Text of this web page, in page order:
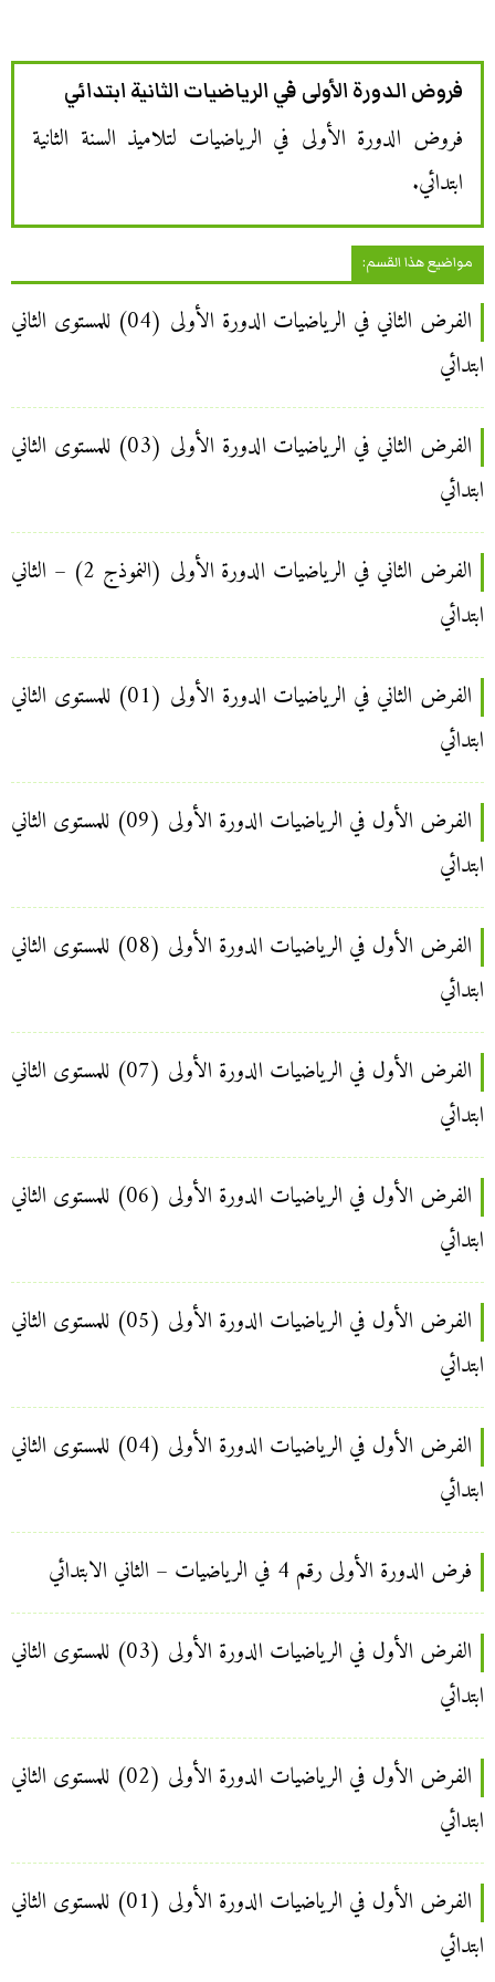
فروض الدورة الأولى في الرياضيات الثانية ابتدائي
فروض الدورة الأولى في الرياضيات لتلاميذ السنة الثانية
ابتدائي.
مواضيع هذا القسم:
الفرض الثاني في الرياضيات الدورة الأولى (04) للمستوى الثاني
ابتدائي
الفرض الثاني في الرياضيات الدورة الأولى (03) للمستوى الثاني
ابتدائي
الفرض الثاني في الرياضيات الدورة الأولى (النموذج 2) – الثاني
ابتدائي
الفرض الثاني في الرياضيات الدورة الأولى (01) للمستوى الثاني
ابتدائي
الفرض الأول في الرياضيات الدورة الأولى (09) للمستوى الثاني
ابتدائي
الفرض الأول في الرياضيات الدورة الأولى (08) للمستوى الثاني
ابتدائي
الفرض الأول في الرياضيات الدورة الأولى (07) للمستوى الثاني
ابتدائي
الفرض الأول في الرياضيات الدورة الأولى (06) للمستوى الثاني
ابتدائي
الفرض الأول في الرياضيات الدورة الأولى (05) للمستوى الثاني
ابتدائي
الفرض الأول في الرياضيات الدورة الأولى (04) للمستوى الثاني
ابتدائي
فرض الدورة الأولى رقم 4 في الرياضيات – الثاني الابتدائي
الفرض الأول في الرياضيات الدورة الأولى (03) للمستوى الثاني
ابتدائي
الفرض الأول في الرياضيات الدورة الأولى (02) للمستوى الثاني
ابتدائي
الفرض الأول في الرياضيات الدورة الأولى (01) للمستوى الثاني
ابتدائي